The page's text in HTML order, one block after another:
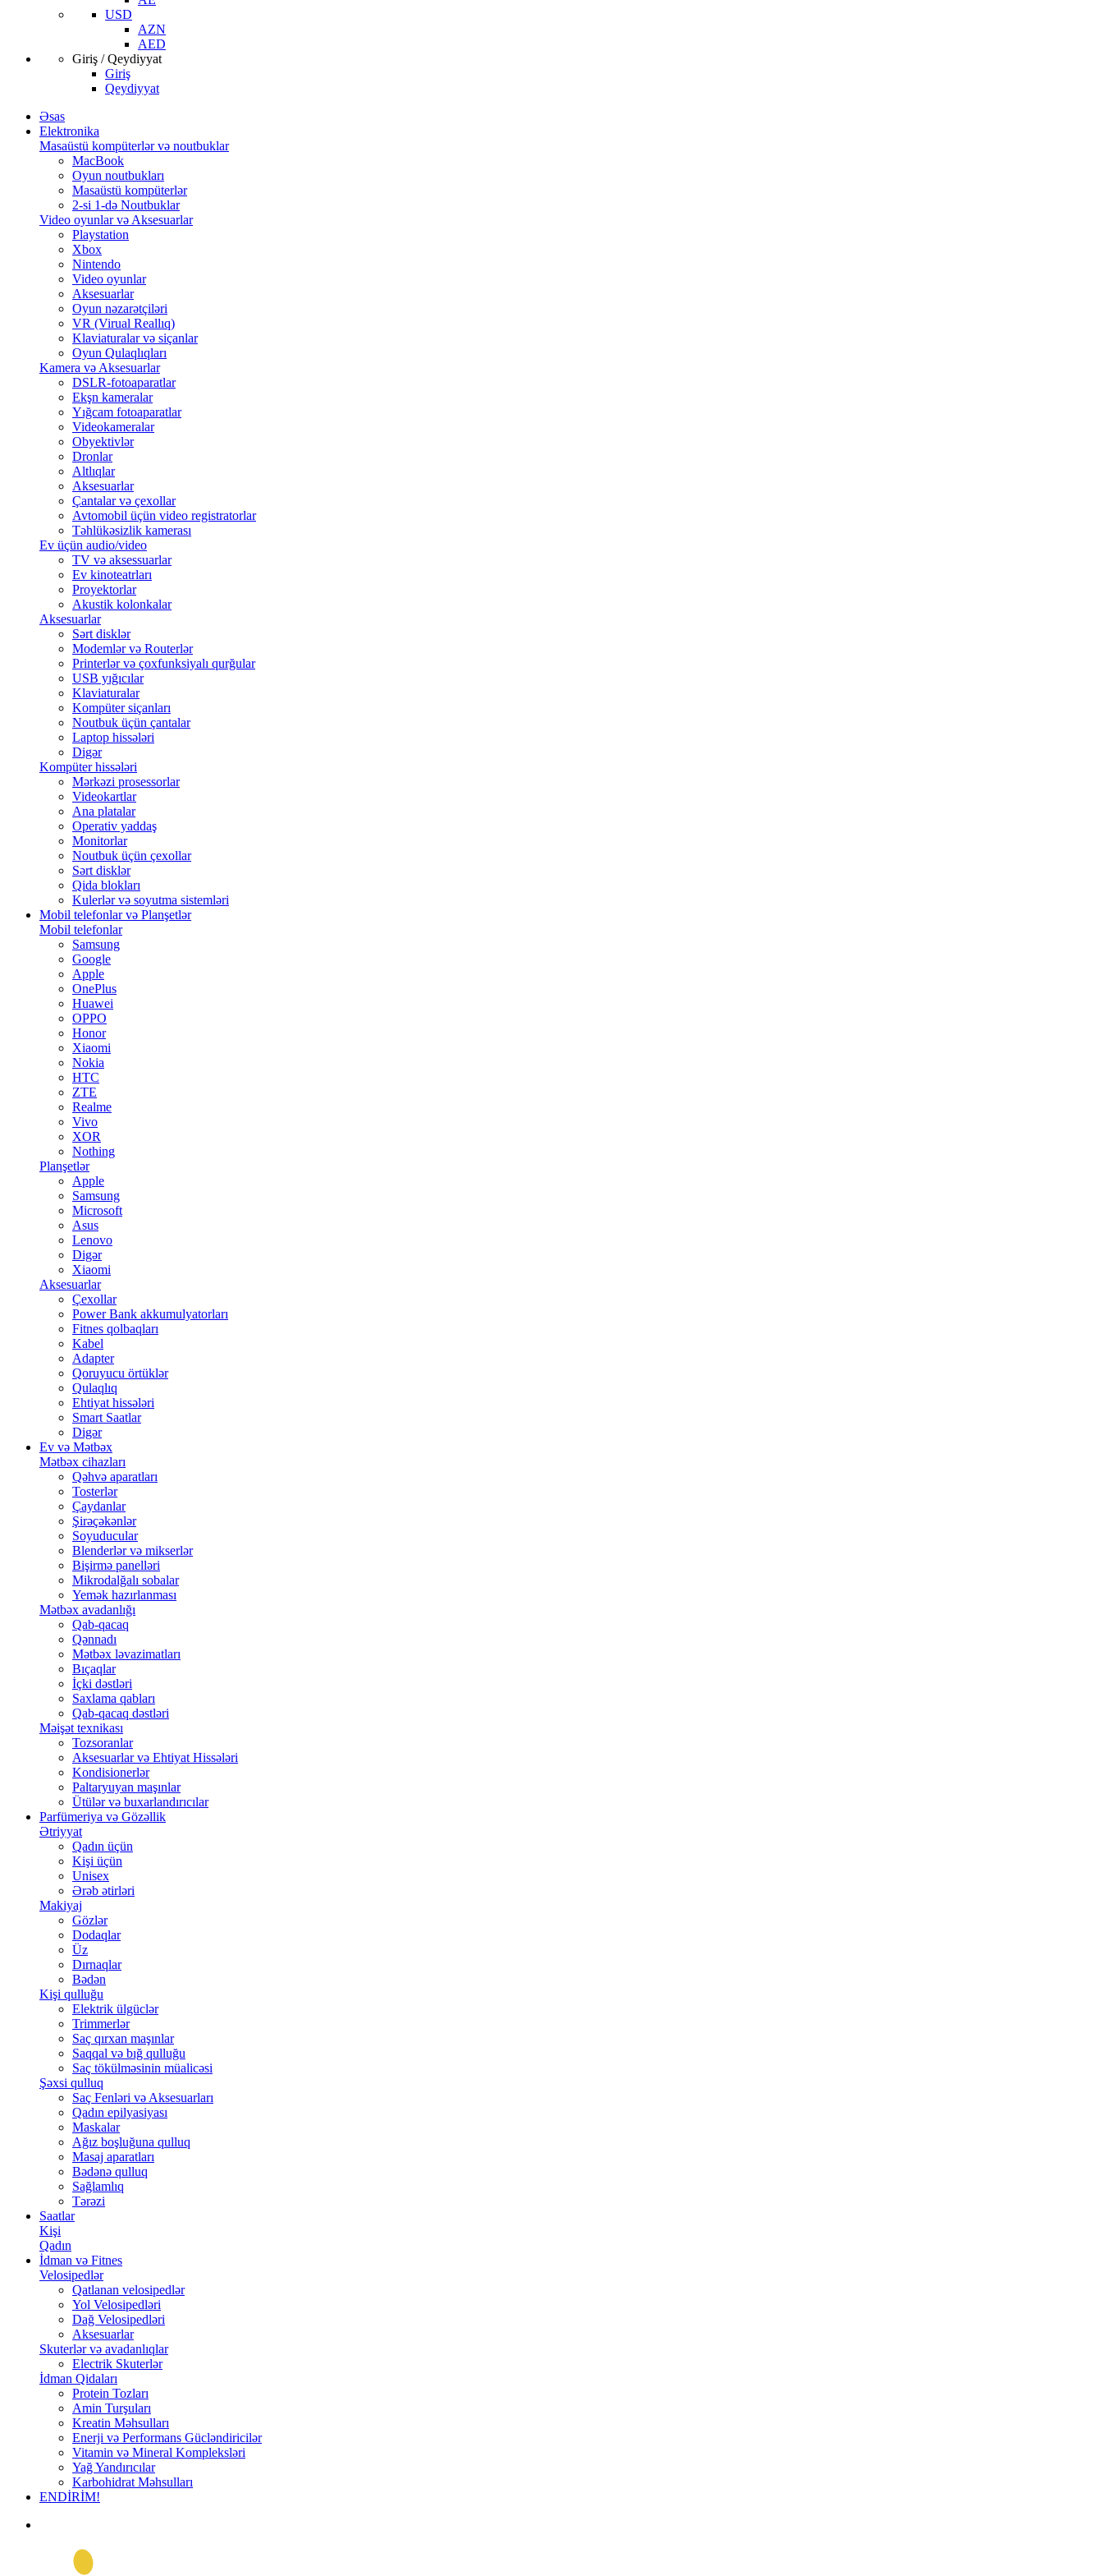
USD
AZN
AED
Giriş / Qeydiyyat
Giriş
Qeydiyyat
Əsas
Elektronika
Masaüstü kompüterlər və noutbuklar
MacBook
Oyun noutbukları
Masaüstü kompüterlər
2-si 1-də Noutbuklar
Video oyunlar və Aksesuarlar
Playstation
Xbox
Nintendo
Video oyunlar
Aksesuarlar
Oyun nəzarətçiləri
VR (Virual Reallıq)
Klaviaturalar və siçanlar
Oyun Qulaqlıqları
Kamera və Aksesuarlar
DSLR-fotoaparatlar
Ekşn kameralar
Yığcam fotoaparatlar
Videokameralar
Obyektivlər
Dronlar
Altlıqlar
Aksesuarlar
Çantalar və çexollar
Avtomobil üçün video registratorlar
Təhlükəsizlik kamerası
Ev üçün audio/video
TV və aksessuarlar
Ev kinoteatrları
Proyektorlar
Akustik kolonkalar
Aksesuarlar
Sərt disklər
Modemlər və Routerlər
Printerlər və çoxfunksiyalı qurğular
USB yığıcılar
Klaviaturalar
Kompüter siçanları
Noutbuk üçün çantalar
Laptop hissələri
Digər
Kompüter hissələri
Mərkəzi prosessorlar
Videokartlar
Ana platalar
Operativ yaddaş
Monitorlar
Noutbuk üçün çexollar
Sərt disklər
Qida blokları
Kulerlər və soyutma sistemləri
Mobil telefonlar və Planşetlər
Mobil telefonlar
Samsung
Google
Apple
OnePlus
Huawei
OPPO
Honor
Xiaomi
Nokia
HTC
ZTE
Realme
Vivo
XOR
Nothing
Planşetlər
Apple
Samsung
Microsoft
Asus
Lenovo
Digər
Xiaomi
Aksesuarlar
Çexollar
Power Bank akkumulyatorları
Fitnes qolbaqları
Kabel
Adapter
Qoruyucu örtüklər
Qulaqlıq
Ehtiyat hissələri
Smart Saatlar
Digər
Ev və Mətbəx
Mətbəx cihazları
Qəhvə aparatları
Tosterlər
Çaydanlar
Şirəçəkənlər
Soyuducular
Blenderlər və mikserlər
Bişirmə panelləri
Mikrodalğalı sobalar
Yemək hazırlanması
Mətbəx avadanlığı
Qab-qacaq
Qənnadı
Mətbəx ləvazimatları
Bıçaqlar
İçki dəstləri
Saxlama qabları
Qab-qacaq dəstləri
Məişət texnikası
Tozsoranlar
Aksesuarlar və Ehtiyat Hissələri
Kondisionerlər
Paltaryuyan maşınlar
Ütülər və buxarlandırıcılar
Parfümeriya və Gözəllik
Ətriyyat
Qadın üçün
Kişi üçün
Unisex
Ərəb ətirləri
Makiyaj
Gözlər
Dodaqlar
Üz
Dırnaqlar
Bədən
Kişi qulluğu
Elektrik ülgüclər
Trimmerlər
Saç qırxan maşınlar
Saqqal və bığ qulluğu
Saç tökülməsinin müalicəsi
Şəxsi qulluq
Saç Fenləri və Aksesuarları
Qadın epilyasiyası
Maskalar
Ağız boşluğuna qulluq
Masaj aparatları
Bədənə qulluq
Sağlamlıq
Tərəzi
Saatlar
Kişi
Qadın
İdman və Fitnes
Velosipedlər
Qatlanan velosipedlər
Yol Velosipedləri
Dağ Velosipedləri
Aksesuarlar
Skuterlər və avadanlıqlar
Electrik Skuterlər
İdman Qidaları
Protein Tozları
Amin Turşuları
Kreatin Məhsulları
Enerji və Performans Gücləndiricilər
Vitamin və Mineral Kompleksləri
Yağ Yandırıcılar
Karbohidrat Məhsulları
ENDİRİM!